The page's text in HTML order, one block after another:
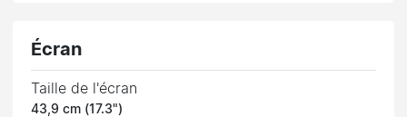
Écran
Taille de l'écran
43,9 cm (17.3")